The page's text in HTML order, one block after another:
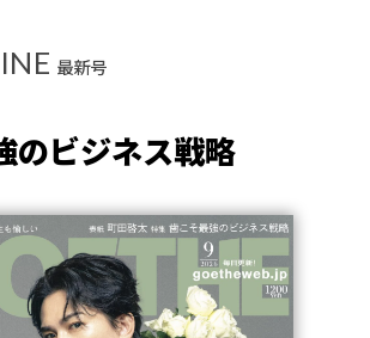
最新号
のビジネス戦略